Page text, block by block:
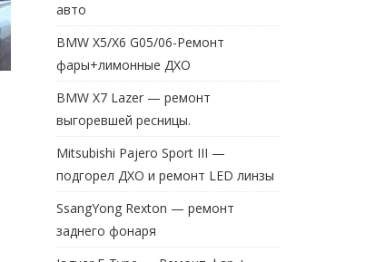
авто
BMW X5/X6 G05/06-Ремонт
фары+лимонные ДХО
BMW X7 Lazer — ремонт
выгоревшей ресницы.
Mitsubishi Pajero Sport III —
подгорел ДХО и ремонт LED линзы
SsangYong Rexton — ремонт
заднего фонаря